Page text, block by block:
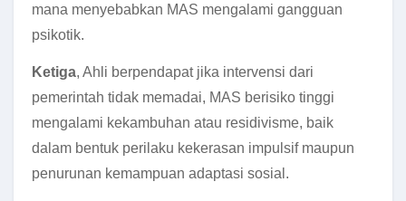
mana menyebabkan MAS mengalami gangguan
psikotik.
Ketiga, Ahli berpendapat jika intervensi dari
pemerintah tidak memadai, MAS berisiko tinggi
mengalami kekambuhan atau residivisme, baik
dalam bentuk perilaku kekerasan impulsif maupun
penurunan kemampuan adaptasi sosial.